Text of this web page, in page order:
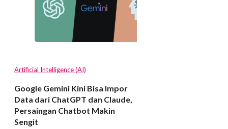
Artificial Intelligence (AI)
Google Gemini Kini Bisa Impor
Data dari ChatGPT dan Claude,
Persaingan Chatbot Makin
Sengit